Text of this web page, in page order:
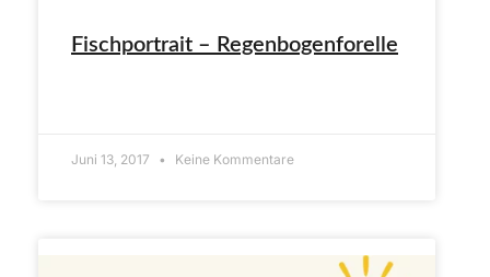
Fischportrait – Regenbogenforelle
Juni 13, 2017 Keine Kommentare